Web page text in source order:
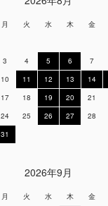
月 火 水 木 金
3 4 5 6 7
10 11 12 13 14
17 18 19 20 21
24 25 26 27 28
31
2026年9月
月 火 水 木 金